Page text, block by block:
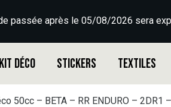
passée après le 05/08/2026 sera
Kit déco Stickers Textiles
50cc – BETA – RR ENDURO – 2DR1